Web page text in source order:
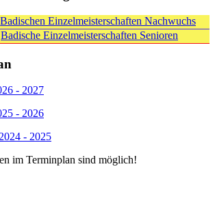
Badischen Einzelmeisterschaften Nachwuchs
Badische Einzelmeisterschaften Senioren
- 2027
- 2026
- 2025
im Terminplan sind möglich!